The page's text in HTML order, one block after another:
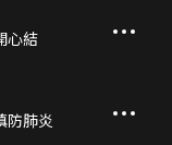
心結
防肺炎